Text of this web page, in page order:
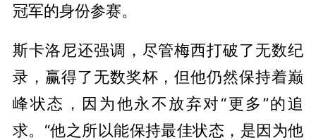
冠军的身份参赛。
斯卡洛尼还强调，尽管梅西打破了无数纪
录，赢得了无数奖杯，但他仍然保持着巅
峰状态，因为他永不放弃对“更多”的追
求。“他之所以能保持最佳状态，是因为他